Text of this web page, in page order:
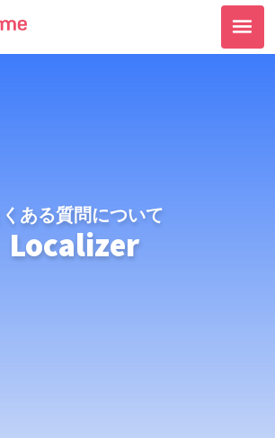
ある質問について
Localizer